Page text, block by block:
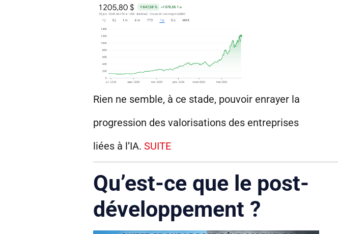
Rien ne semble, à ce stade, pouvoir enrayer la
progression des valorisations des entreprises
liées à l’IA. SUITE
Qu’est-ce que le post-
développement ?